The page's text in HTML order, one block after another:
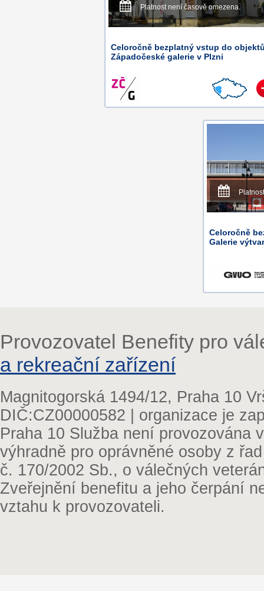
Platnost není časově omezena.
Celoročně bezplatný vstup do
Západočeské galerie v Plzni
Celoročně
Galerie
Provozovatel Benefity pro
a rekreační zařízení
Magnitogorská 1494/12, Praha 10
DIČ:CZ00000582 | organizace je
Praha 10 Služba není provozována
výhradně pro oprávněné osoby z
č. 170/2002 Sb., o válečných
Zveřejnění benefitu a jeho čerpání
vztahu k provozovateli.